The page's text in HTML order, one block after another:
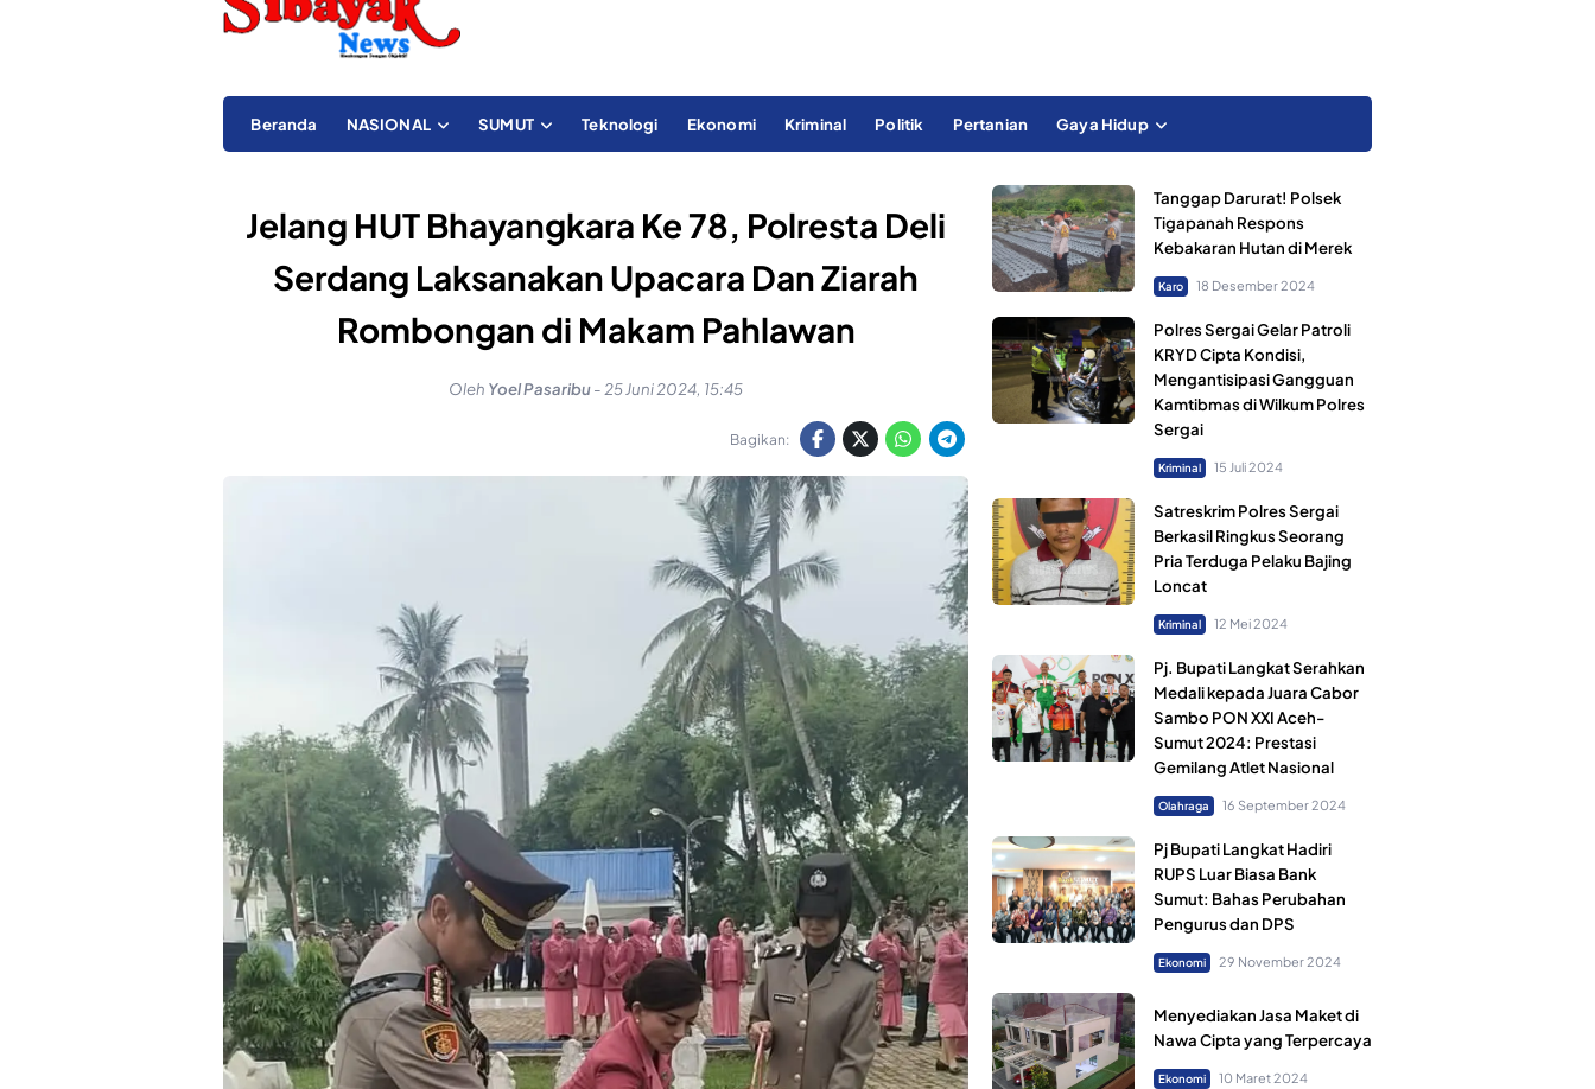
Beranda NASIONAL SUMUT Teknologi Ekonomi Kriminal Politik Pertanian Gaya Hidup
Jelang HUT Bhayangkara Ke 78, Polresta Deli
Serdang Laksanakan Upacara Dan Ziarah
Rombongan di Makam Pahlawan
Oleh Yoel Pasaribu- 25 Juni 2024, 15:45
Bagikan:
Tanggap Darurat! Polsek
Tigapanah Respons
Kebakaran Hutan di Merek
Karo 18 Desember 2024
Polres Sergai Gelar Patroli
KRYD Cipta Kondisi,
Mengantisipasi Gangguan
Kamtibmas di Wilkum Polres
Sergai
Kriminal 15 Juli 2024
Satreskrim Polres Sergai
Berkasil Ringkus Seorang
Pria Terduga Pelaku Bajing
Loncat
Kriminal 12 Mei 2024
Pj. Bupati Langkat Serahkan
Medali kepada Juara Cabor
Sambo PON XXI Aceh-
Sumut 2024: Prestasi
Gemilang Atlet Nasional
Olahraga 16 September 2024
Pj Bupati Langkat Hadiri
RUPS Luar Biasa Bank
Sumut: Bahas Perubahan
Pengurus dan DPS
Ekonomi 29 November 2024
Menyediakan Jasa Maket di
Nawa Cipta yang Terpercaya
Ekonomi 10 Maret 2024